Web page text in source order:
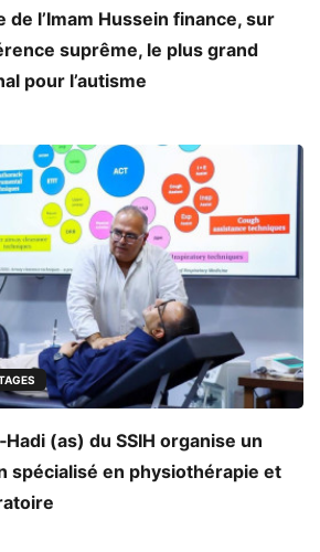
de l’Imam Hussein finance, sur
suprême, le plus grand
pour l’autisme
(as) du SSIH organise un
spécialisé en physiothérapie et